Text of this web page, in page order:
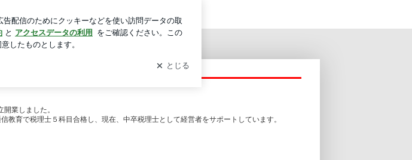
ログイン
業しました。
育で税理士５科目合格し、現在、中卒税理士として経営者をサポートしています。